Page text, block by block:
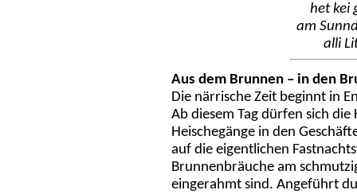
het kei
am
alli
Aus dem Brunnen – in den
Die närrische Zeit beginnt in
Ab diesem Tag dürfen sich
Heischegänge in den
auf die eigentlichen
Brunnenbräuche am
eingerahmt sind. Angeführt